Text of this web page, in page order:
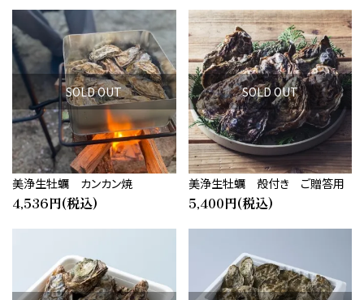
SOLD OUT
美浄生牡蠣 カンカン焼
4,536円(税込)
SOLD OUT
美浄生牡蠣 殻付き ご贈答用
5,400円(税込)